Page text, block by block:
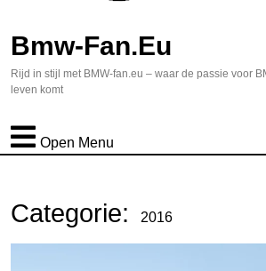
Bmw-Fan.eu
Rijd in stijl met BMW-fan.eu – waar de passie voor
leven komt
Open Menu
Categorie: 2016